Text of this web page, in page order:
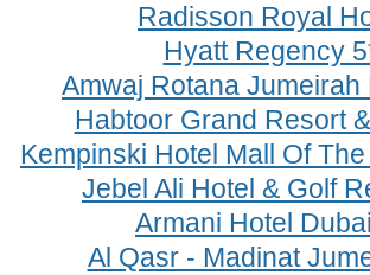
Radisson Royal
Hyatt Regency
Amwaj Rotana Jumeirah
Habtoor Grand Resort
Kempinski Hotel Mall Of
Jebel Ali Hotel & Golf
Armani Hotel
Al Qasr - Madinat